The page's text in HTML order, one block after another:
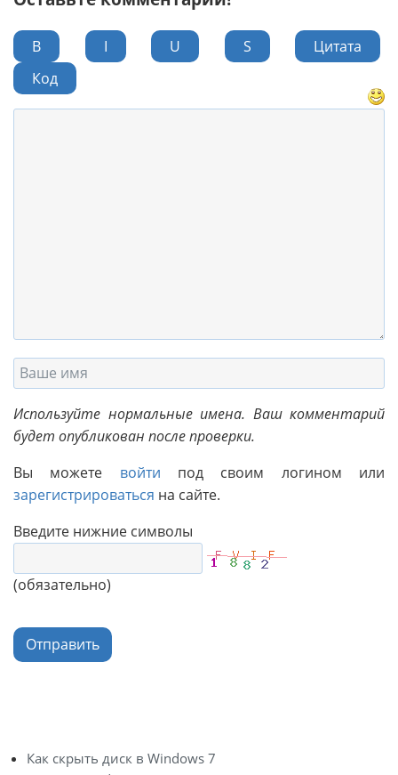
B I U S
Цитата
Код
Используйте нормальные имена. Ваш комментарий
будет опубликован после проверки.
Вы можете войти под своим логином или
зарегистрироваться на сайте.
Введите нижние символы
(обязательно)
Отправить
Как скрыть диск в Windows 7